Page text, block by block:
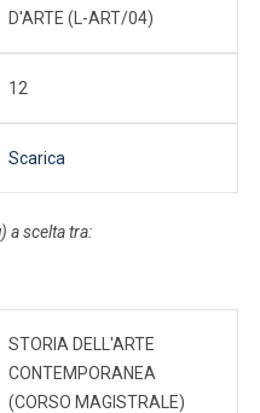
D'ARTE (L-ART/04)
12
Scarica
a scelta tra:
STORIA DELL'ARTE
CONTEMPORANEA
(CORSO MAGISTRALE)